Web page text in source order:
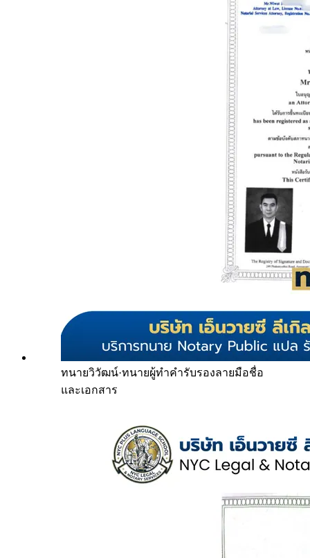
ทนายวิวัฒน์·ทนายผู้ทำคำรับรองลายมือชื่อ
และเอกสาร